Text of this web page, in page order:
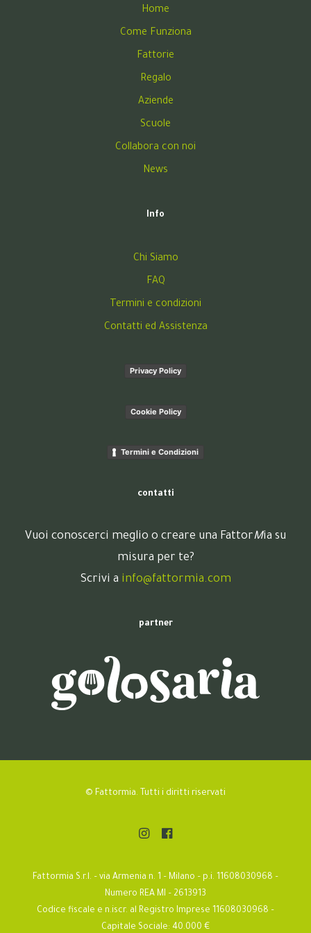
Home
Come Funziona
Fattorie
Regalo
Aziende
Scuole
Collabora con noi
News
Info
Chi Siamo
FAQ
Termini e condizioni
Contatti ed Assistenza
Privacy Policy
Cookie Policy
Termini e Condizioni
contatti
Vuoi conoscerci meglio o creare una FattorMia su
misura per te?
Scrivi a info@fattormia.com
partner
© Fattormia. Tutti i diritti riservati
Fattormia S.r.l. – via Armenia n. 1 – Milano – p.i. 11608030968 –
Numero REA MI – 2613913
Codice fiscale e n.iscr. al Registro Imprese 11608030968 –
Capitale Sociale: 40.000 €